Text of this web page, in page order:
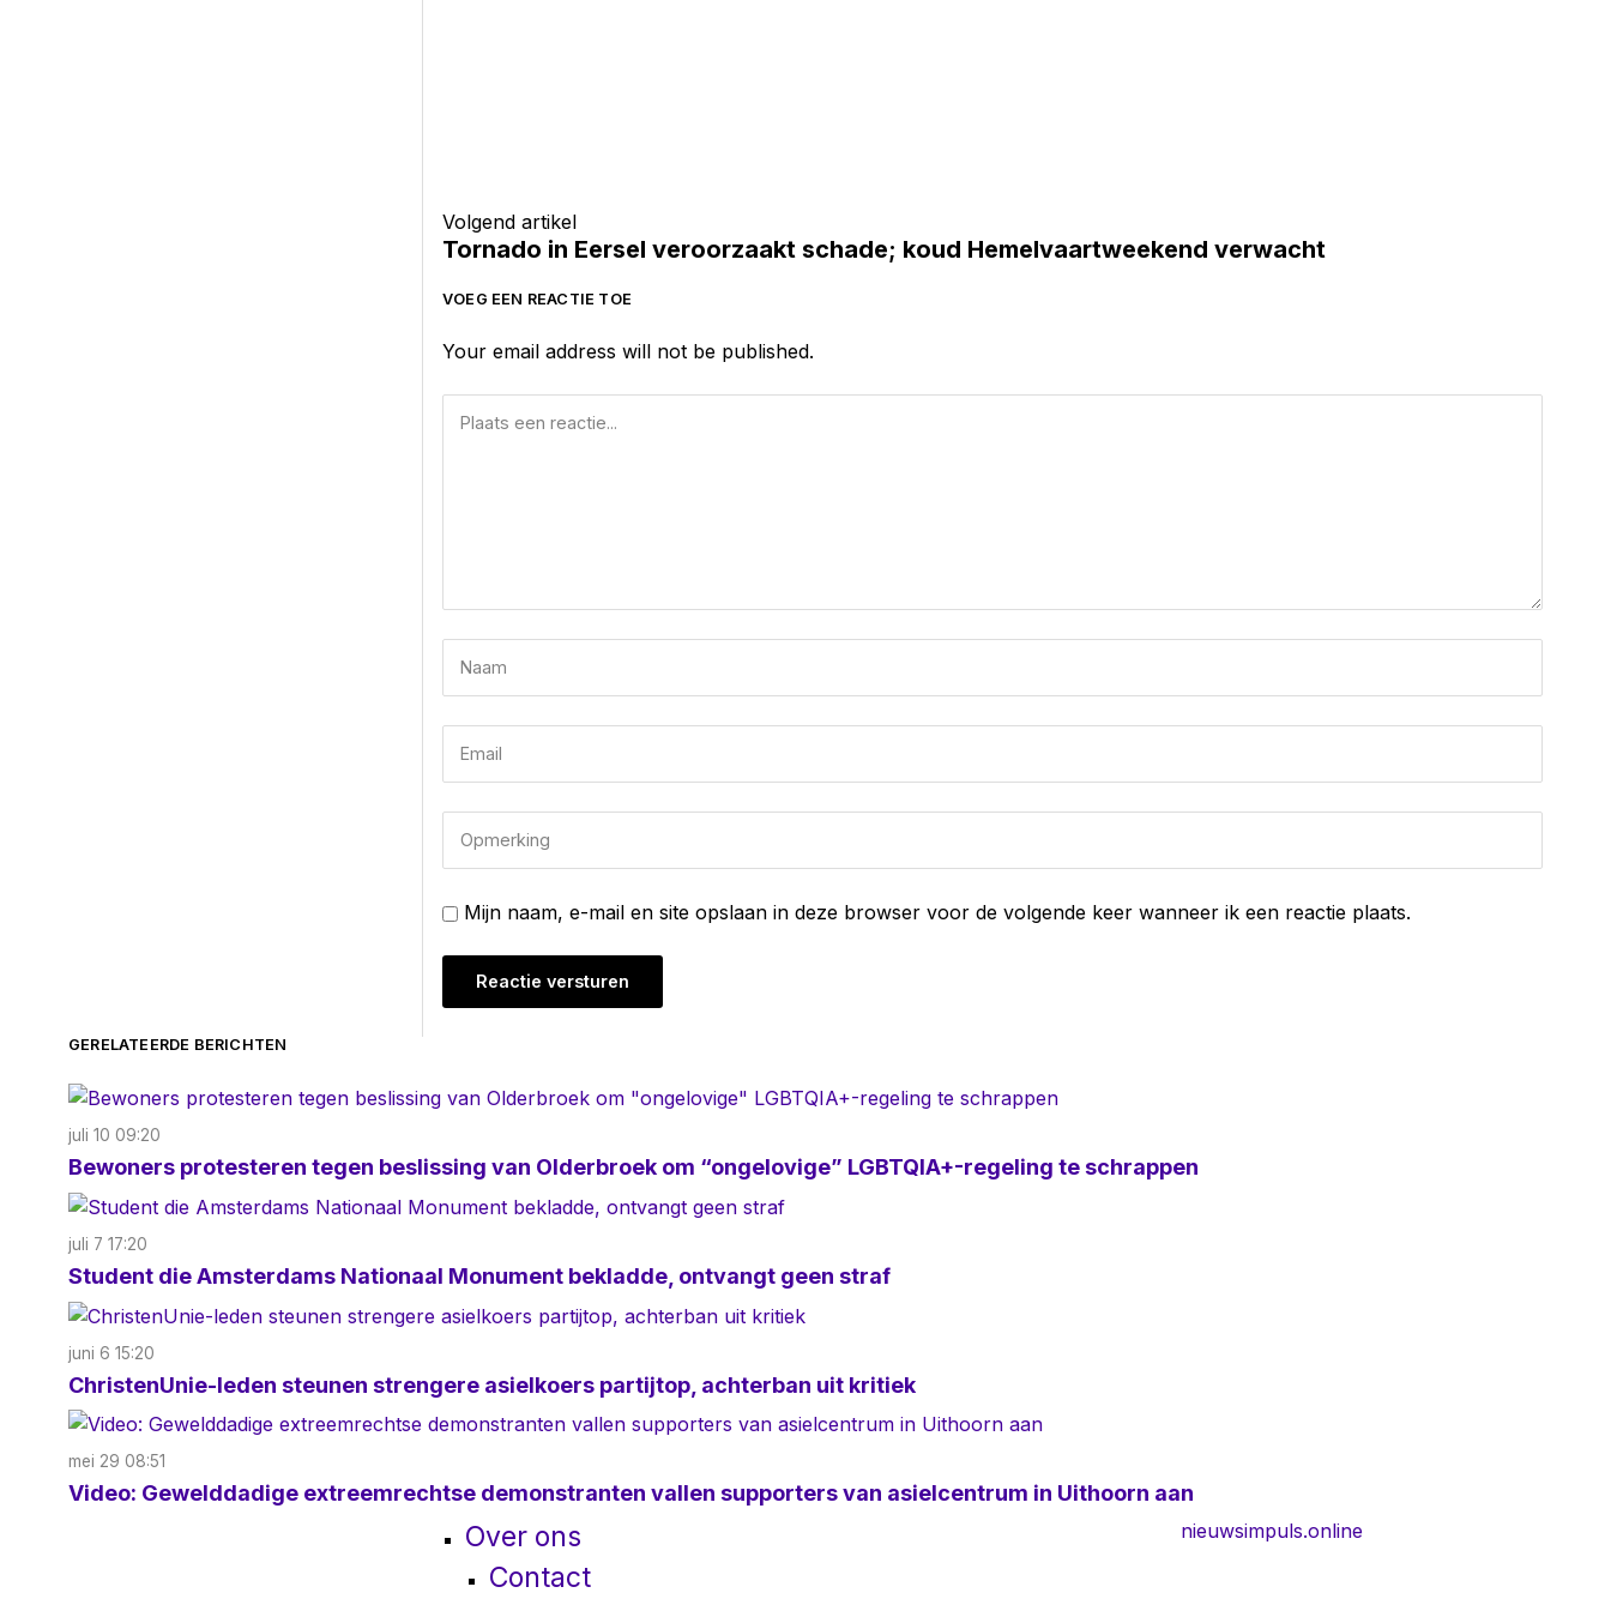
Volgend artikel
Tornado in Eersel veroorzaakt schade; koud Hemelvaartweekend verwacht
VOEG EEN REACTIE TOE
Your email address will not be published.
Mijn naam, e-mail en site opslaan in deze browser voor de volgende keer wanneer ik een reactie plaats.
GERELATEERDE BERICHTEN
juli 10 09:20
Bewoners protesteren tegen beslissing van Olderbroek om “ongelovige” LGBTQIA+-regeling te schrappen
juli 7 17:20
Student die Amsterdams Nationaal Monument bekladde, ontvangt geen straf
juni 6 15:20
ChristenUnie-leden steunen strengere asielkoers partijtop, achterban uit kritiek
mei 29 08:51
Video: Gewelddadige extreemrechtse demonstranten vallen supporters van asielcentrum in Uithoorn aan
Over ons
Contact
nieuwsimpuls.online